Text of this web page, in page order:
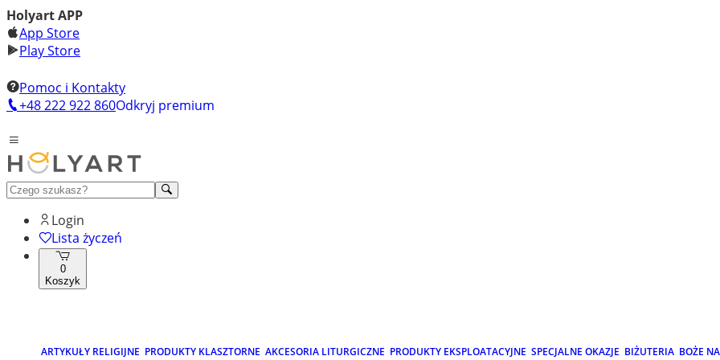
Holyart APP
App Store
Play Store
Pomoc i Kontakty
+48 222 922 860Odkryj premium
Login
Lista życzeń
0
Koszyk
ARTYKUŁY RELIGIJNE PRODUKTY KLASZTORNE AKCESORIA LITURGICZNE PRODUKTY EKSPLOATACYJNE SPECJALNE OKAZJE BIŻUTERIA BOŻE